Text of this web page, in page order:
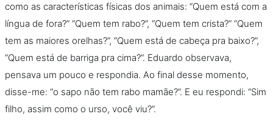
como as características físicas dos animais: “Quem está com a
língua de fora?” “Quem tem rabo?”, “Quem tem crista?” “Quem
tem as maiores orelhas?”, “Quem está de cabeça pra baixo?”,
“Quem está de barriga pra cima?”. Eduardo observava,
pensava um pouco e respondia. Ao final desse momento,
disse-me: “o sapo não tem rabo mamãe?”. E eu respondi: “Sim
filho, assim como o urso, você viu?”.